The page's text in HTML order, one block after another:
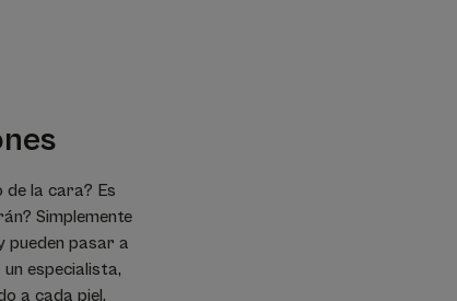
de la cara? Es
Simplemente
pueden pasar a
especialista,
a cada piel.